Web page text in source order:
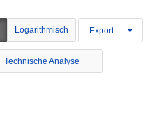
Logarithmisch Exportieren
Technische Analyse